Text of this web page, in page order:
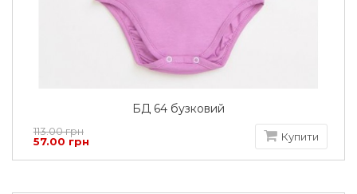
БД 64 бузковий
113.00 грн
57.00 грн
Купити